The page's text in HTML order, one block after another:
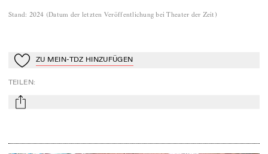
Stand: 2024 (Datum der letzten Veröffentlichung bei Theater der Zeit )
Zu Mein-TdZ hinzufügen
ZU MEIN-TDZ HINZUFÜGEN
TEILEN:
mail